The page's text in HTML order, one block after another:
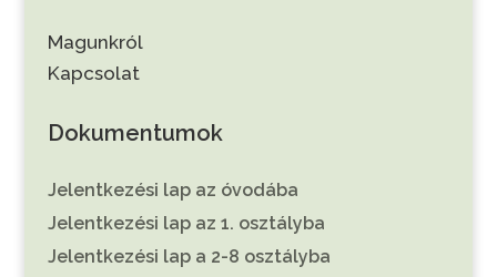
Magunkról
Kapcsolat
Dokumentumok
Jelentkezési lap az óvodába
Jelentkezési lap az 1. osztályba
Jelentkezési lap a 2-8 osztályba